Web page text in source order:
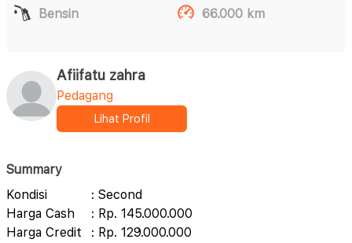
Bensin
66.000 km
Afiifatu zahra
Pedagang
Lihat Profil
Summary
Kondisi
: Second
Harga Cash
: Rp. 145.000.000
Harga Credit
: Rp. 129.000.000